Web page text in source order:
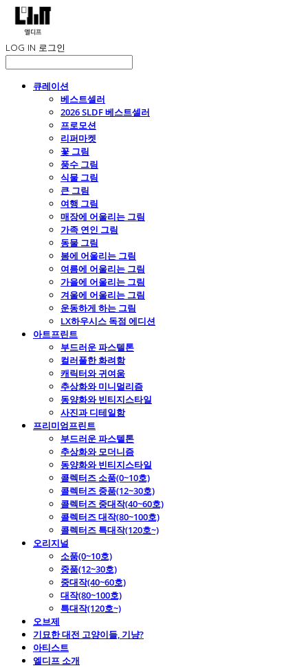
LOG IN 로그인
큐레이션
베스트셀러
2026 SLDF 베스트셀러
프로모션
리퍼마켓
꽃 그림
풍수 그림
식물 그림
큰 그림
여행 그림
매장에 어울리는 그림
가족 연인 그림
동물 그림
봄에 어울리는 그림
여름에 어울리는 그림
가을에 어울리는 그림
겨울에 어울리는 그림
운동하게 하는 그림
LX하우시스 독점 에디션
아트프린트
부드러운 파스텔톤
컬러풀한 화려함
캐릭터와 귀여움
추상화와 미니멀리즘
동양화와 빈티지스타일
사진과 디테일함
프리미엄프린트
부드러운 파스텔톤
추상화와 모더니즘
동양화와 빈티지스타일
콜렉터즈 소품(0~10호)
콜렉터즈 중품(12~30호)
콜렉터즈 중대작(40~60호)
콜렉터즈 대작(80~100호)
콜렉터즈 특대작(120호~)
오리지널
소품(0~10호)
중품(12~30호)
중대작(40~60호)
대작(80~100호)
특대작(120호~)
오브제
기묘한 대전 고양이들, 기냥?
아티스트
엘디프 소개